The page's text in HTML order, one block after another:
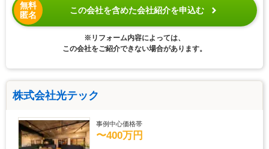
無料
匿名
この会社を含めた会社紹介を申込む
※リフォーム内容によっては、
この会社をご紹介できない場合があります。
株式会社光テック
事例中心価格帯
〜400万円